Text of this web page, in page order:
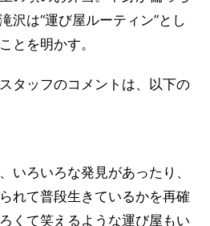
沢は“運び屋ルーティン”とし
とを明かす。
タッフのコメントは、以下の
いろいろな発見があったり、
れて普段生きているかを再確
くて笑えるような運び屋もい